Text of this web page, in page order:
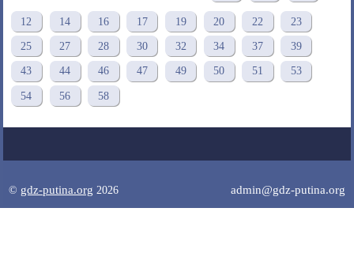
12 14 16 17 19 20 22 23
25 27 28 30 32 34 37 39
43 44 46 47 49 50 51 53
54 56 58
© gdz-putina.org 2026 admin@gdz-putina.org